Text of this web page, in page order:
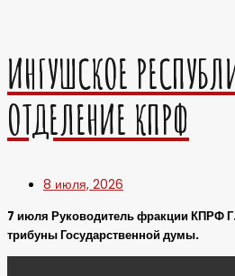
ИНГУШСКОЕ
ОТДЕЛЕНИЕ КПРФ
8 июля, 2026
7 июля Руководитель фракции КПРФ
трибуны Государственной думы.